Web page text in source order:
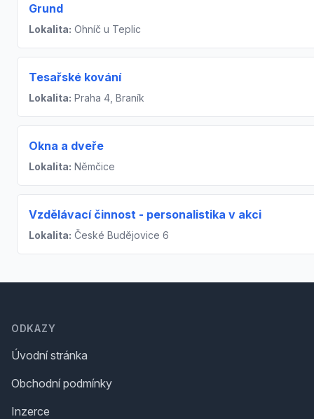
Grund
Lokalita: Ohníč u Teplic
Tesařské kování
Lokalita: Praha 4, Braník
Okna a dveře
Lokalita: Němčice
Vzdělávací činnost - personalistika v akci
Lokalita: České Budějovice 6
ODKAZY
Úvodní stránka
Obchodní podmínky
Inzerce